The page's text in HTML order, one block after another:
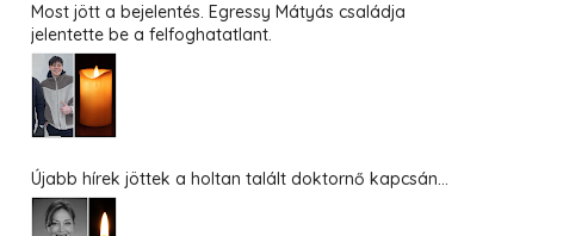
Most jött a bejelentés. Egressy Mátyás családja
jelentette be a felfoghatatlant.
Újabb hírek jöttek a holtan talált doktornő kapcsán...